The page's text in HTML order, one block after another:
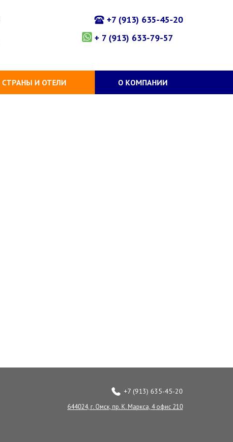
+7 (913) 635-45-20
+ 7 (913) 633-79-57
СТРАНЫ И ОТЕЛИ О КОМПАНИИ
+7 (913) 635-45-20
644024, г. Омск, пр. К. Маркса, 4 офис 210